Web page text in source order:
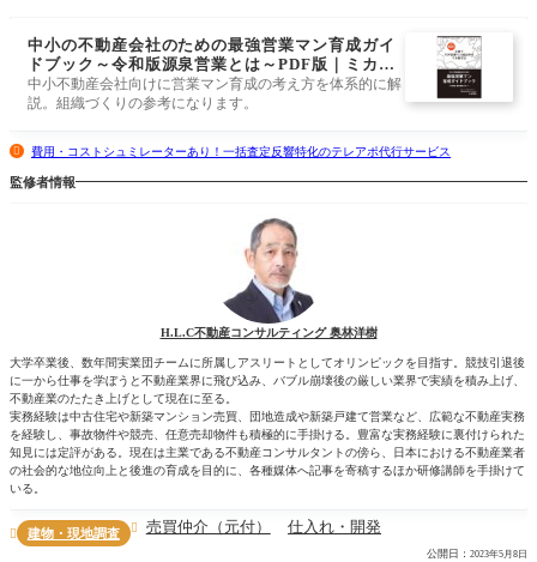
中小の不動産会社のための最強営業マン育成ガイ
ドブック～令和版源泉営業とは～PDF版｜ミカタ
ストア
中小不動産会社向けに営業マン育成の考え方を体系的に解
説。組織づくりの参考になります。
費用・コストシュミレーターあり！一括査定反響特化のテレアポ代行サービス
監修者情報
H.L.C不動産コンサルティング 奥林洋樹
大学卒業後、数年間実業団チームに所属しアスリートとしてオリンピックを目指す。競技引退後
に一から仕事を学ぼうと不動産業界に飛び込み、バブル崩壊後の厳しい業界で実績を積み上げ、
不動産業のたたき上げとして現在に至る。
実務経験は中古住宅や新築マンション売買、団地造成や新築戸建て営業など、広範な不動産実務
を経験し、事故物件や競売、任意売却物件も積極的に手掛ける。豊富な実務経験に裏付けられた
知見には定評がある。現在は主業である不動産コンサルタントの傍ら、日本における不動産業者
の社会的な地位向上と後進の育成を目的に、各種媒体へ記事を寄稿するほか研修講師を手掛けて
いる。
 建物・現地調査  売買仲介（元付） 仕入れ・開発
公開日： 2023年5月8日